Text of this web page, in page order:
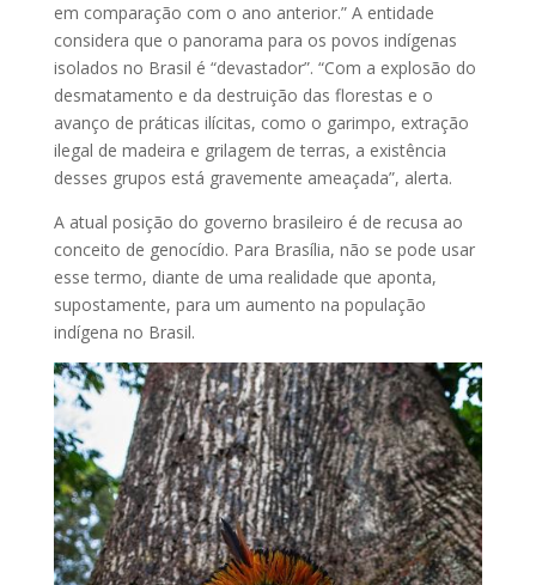
em comparação com o ano anterior.” A entidade
considera que o panorama para os povos indígenas
isolados no Brasil é “devastador”. “Com a explosão do
desmatamento e da destruição das florestas e o
avanço de práticas ilícitas, como o garimpo, extração
ilegal de madeira e grilagem de terras, a existência
desses grupos está gravemente ameaçada”, alerta.
A atual posição do governo brasileiro é de recusa ao
conceito de genocídio. Para Brasília, não se pode usar
esse termo, diante de uma realidade que aponta,
supostamente, para um aumento na população
indígena no Brasil.